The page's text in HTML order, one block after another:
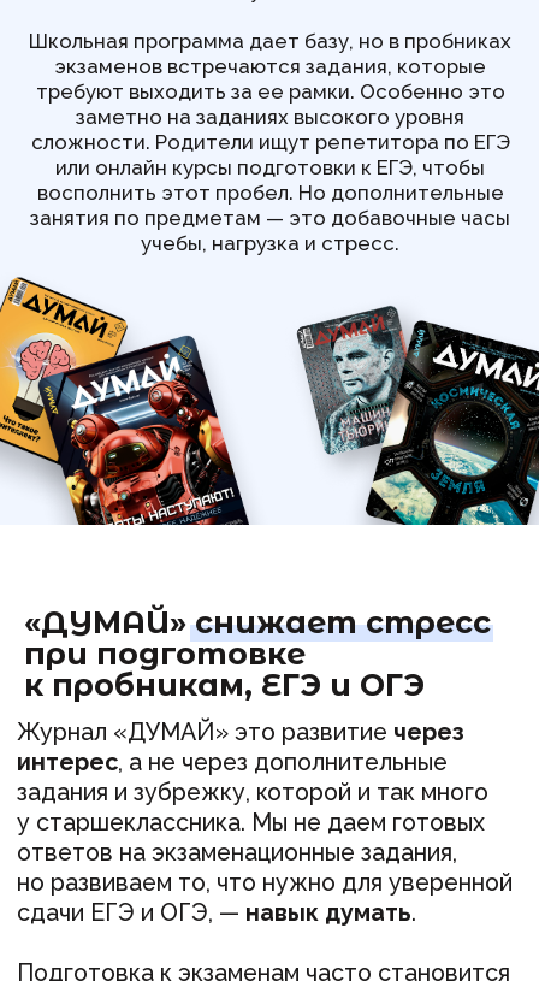
«ДУМАЙ» снижает стресс
при подготовке
к пробникам, ЕГЭ и ОГЭ
Журнал «ДУМАЙ» это развитиечерез
интерес, а не через дополнительные
задания и зубрежку, которой и так много
ответов на экзаменационные задания,
но развиваем то, что нужно для уверенной
сдачи ЕГЭ и ОГЭ, —
.
Подготовка к экзаменам часто становится
источником дополнительного стресса для
учеников 9 класса, а для учеников 11
класса результат сдачи экзаменов
во многом влияет на будущий выбор
карьеры и вуза.
Ребенок и так напряжен:
Нестандартные
формулировки
В демоверсиях и пробниках задания
Высокий порог для
поступления
Для поступления в топ вуз нужны
максимальные баллы для поступления